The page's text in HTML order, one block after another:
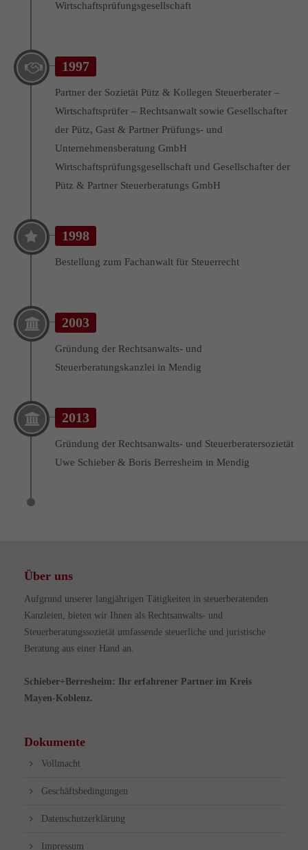
About us
Lorem ipsum dolor sit amet, consectetuer adipiscing elit.
Aenean commodo ligula eget dolor. Aenean massa. Cum
sociis natoque penatibus et magnis dis parturient montes,
nascetur ridiculus mus. Donec quam felis, ultricies nec.
Wirtschaftsprüfungsgesellschaft
1997
Partner der Sozietät Pütz & Kollegen Steuerberater –
Wirtschaftsprüfer – Rechtsanwalt sowie Gesellschafter
der Pütz, Gast & Partner Prüfungs- und
Unternehmensberatung GmbH
Wirtschaftsprüfungsgesellschaft und Gesellschafter der
Pütz & Partner Steuerberatungs GmbH
1998
Bestellung zum Fachanwalt für Steuerrecht
2003
Gründung der Rechtsanwalts- und
Steuerberatungskanzlei in Mendig
2013
Gründung der Rechtsanwalts- und Steuerberatersozietät
Uwe Schieber & Boris Berresheim in Mendig
Über uns
Aufgrund unserer langjährigen Tätigkeiten in steuerberatenden
Kanzleien, bieten wir Ihnen als Rechtsanwalts- und
Steuerberatungssozietät umfassende steuerliche und juristische
Beratung aus einer Hand an.
Schieber+Berresheim: Ihr erfahrener Partner im Kreis
Mayen-Koblenz.
Dokumente
Vollmacht
Geschäftsbedingungen
Datenschutzerklärung
Impressum